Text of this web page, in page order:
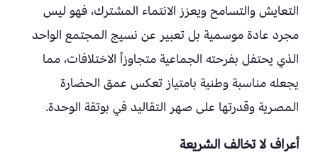
التعايش والتسامح ويعزز الانتماء المشترك، فهو ليس
مجرد عادة موسمية بل تعبير عن نسيج المجتمع الواحد
الذي يحتفل بفرحته الجماعية متجاوزاً الاختلافات، مما
يجعله مناسبة وطنية بامتياز تعكس عمق الحضارة
المصرية وقدرتها على صهر التقاليد في بوتقة الوحدة.
أعراف لا تخالف الشريعة